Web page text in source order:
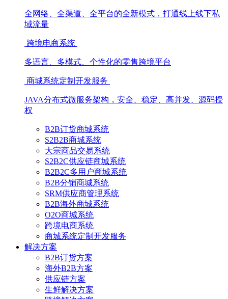
全网络、全渠道、全平台的全新模式，打通线上线下私
域流量
跨境电商系统
多语言、多模式、个性化的零售跨境平台
商城系统定制开发服务
JAVA分布式微服务架构，安全、稳定、高并发、源码授
权
B2B订货商城系统
S2B2B商城系统
大宗商品交易系统
S2B2C供应链商城系统
B2B2C多用户商城系统
B2B分销商城系统
SRM供应商管理系统
B2B海外商城系统
O2O商城系统
跨境电商系统
商城系统定制开发服务
解决方案
B2B订货方案
海外B2B方案
供应链方案
生鲜解决方案